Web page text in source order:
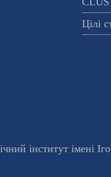
Цілі
інститут імені